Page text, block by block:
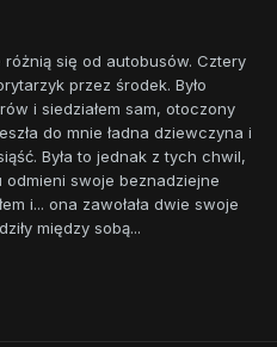
się od autobusów. Cztery
przez środek. Było
i siedziałem sam, otoczony
do mnie ładna dziewczyna i
Była to jednak z tych chwil,
odmieni swoje beznadziejne
i... ona zawołała dwie swoje
między sobą...